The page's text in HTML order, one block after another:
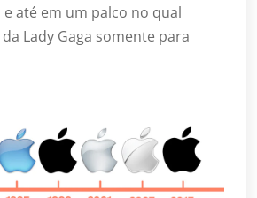
e até em um palco no qual
Lady Gaga somente para